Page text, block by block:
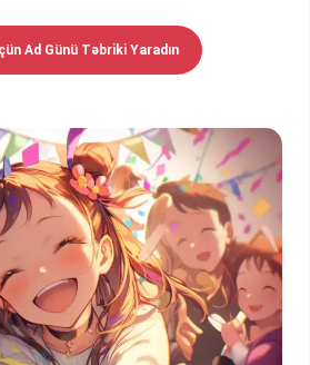
Ad Günü Təbriki Yaradın